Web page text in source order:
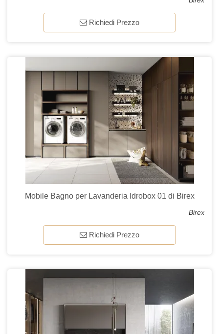
Richiedi Prezzo
Mobile Bagno per Lavanderia Idrobox 01 di Birex
Birex
Richiedi Prezzo